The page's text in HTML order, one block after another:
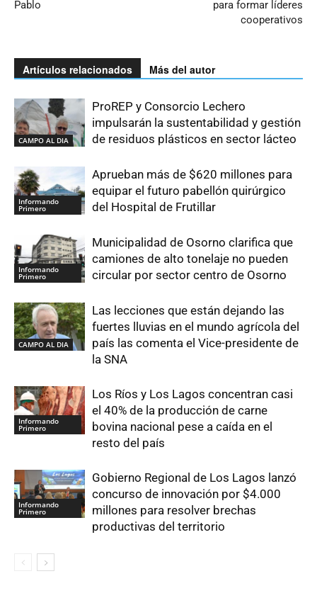
Pablo
para formar líderes
cooperativos
Artículos relacionados Más del autor
CAMPO AL DIA
ProREP y Consorcio Lechero
impulsarán la sustentabilidad y gestión
de residuos plásticos en sector lácteo
Informando
Primero
Aprueban más de $620 millones para
equipar el futuro pabellón quirúrgico
del Hospital de Frutillar
Informando
Primero
Municipalidad de Osorno clarifica que
camiones de alto tonelaje no pueden
circular por sector centro de Osorno
CAMPO AL DIA
Las lecciones que están dejando las
fuertes lluvias en el mundo agrícola del
país las comenta el Vice-presidente de
la SNA
Informando
Primero
Los Ríos y Los Lagos concentran casi
el 40% de la producción de carne
bovina nacional pese a caída en el
resto del país
Informando
Primero
Gobierno Regional de Los Lagos lanzó
concurso de innovación por $4.000
millones para resolver brechas
productivas del territorio